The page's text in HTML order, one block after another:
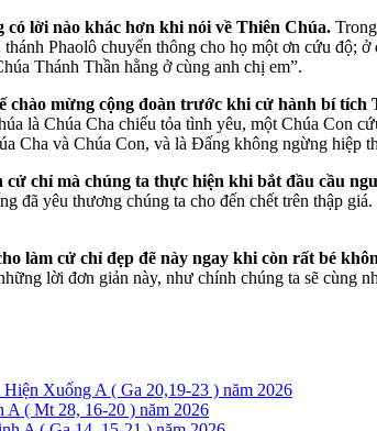
có lời nào khác hơn khi nói về Thiên Chúa.
thánh Phaolô chuyển thông cho họ một ơn cứu
Thánh Thần hằng ở cùng anh chị em”.
chào mừng cộng đoàn trước khi cử hành bí tích
là Chúa Cha chiếu tỏa tình yêu, một Chúa Con
Cha và Chúa Con, và là Đấng không ngừng hiệp
cử chỉ mà chúng ta thực hiện khi bắt đầu cầu
đã yêu thương chúng ta cho đến chết trên thập
làm cử chỉ đẹp đẽ này ngay khi còn rất bé
lời đơn giản này, như chính chúng ta sẽ cùng
Xuống A ( Ga 20,19-23 ) năm 2026
A ( Mt 28, 16-20 ) năm 2026